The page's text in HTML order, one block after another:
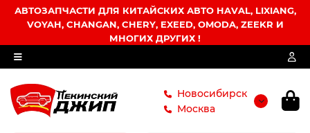
АВТОЗАПЧАСТИ ДЛЯ КИТАЙСКИХ АВТО HAVAL, LIXIANG,
VOYAH, CHANGAN, CHERY, EXEED, OMODA, ZEEKR И
МНОГИХ ДРУГИХ !
Новосибирск
Москва